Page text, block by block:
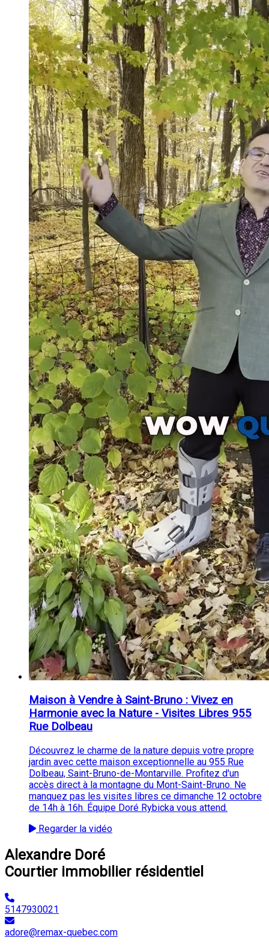
Maison à Vendre à Saint-Bruno : Vivez en
Harmonie avec la Nature - Visites Libres 955
Rue Dolbeau
Découvrez le charme de la nature depuis votre propre
jardin avec cette maison exceptionnelle au 955 Rue
Dolbeau, Saint-Bruno-de-Montarville. Profitez d'un
accès direct à la montagne du Mont-Saint-Bruno. Ne
manquez pas les visites libres ce dimanche 12 octobre
de 14h à 16h. Équipe Doré Rybicka vous attend.
Regarder la vidéo
Alexandre Doré
Courtier immobilier résidentiel
5147930021
adore@remax-quebec.com